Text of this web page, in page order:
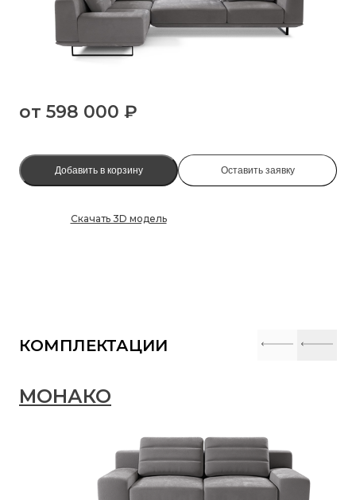
от 598 000 ₽
Добавить в корзину Оставить заявку
Скачать 3D модель
КОМПЛЕКТАЦИИ
МОНАКО